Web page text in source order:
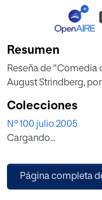
Resumen
Reseña de "Comedia
Colecciones
Nº 100 julio 2005
Cargando...
Página completa